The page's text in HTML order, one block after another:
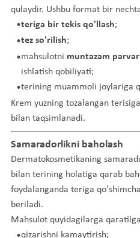
qulaydir. Ushbu format bir
teriga bir tekis qo'llash;
tez so'rilish;
mahsulotni muntazam
ishlatish qobiliyati;
terining muammoli joylariga
Krem yuzning tozalangan
bilan taqsimlanadi.
Samaradorlikni baholash
Dermatokosmetikaning
bilan terining holatiga qarab
foydalanganda teriga
beriladi.
Mahsulot quyidagilarga
qizarishni kamaytirish;